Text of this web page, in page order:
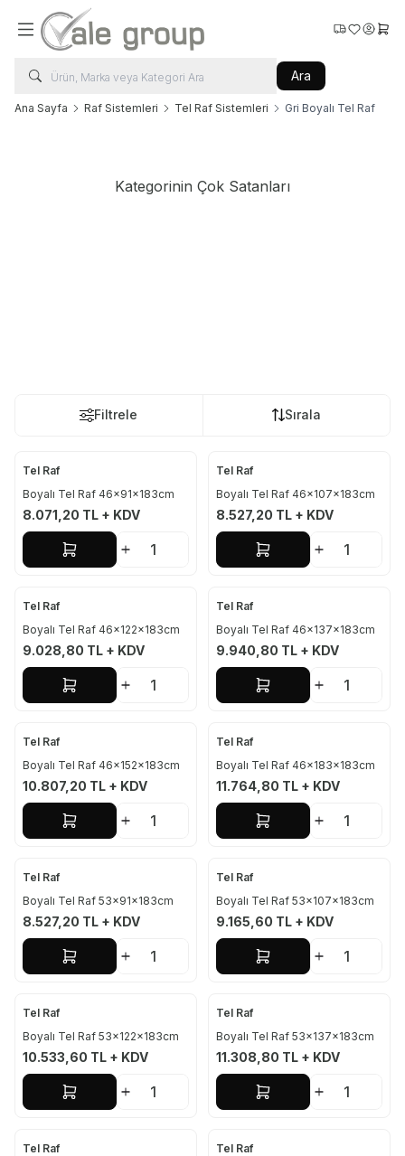
Ara
Favorilerim
Ana Sayfa Raf Sistemleri Tel Raf Sistemleri Gri Boyalı Tel Raf
Kategorinin Çok Satanları
Filtrele Sırala
Tel Raf
Boyalı Tel Raf 46x91x183cm
8.071,20 TL + KDV
Sepete Ekle
Tel Raf
Boyalı Tel Raf 46x107x183cm
8.527,20 TL + KDV
Sepete Ekle
Tel Raf
Boyalı Tel Raf 46x122x183cm
9.028,80 TL + KDV
Sepete Ekle
Tel Raf
Boyalı Tel Raf 46x137x183cm
9.940,80 TL + KDV
Sepete Ekle
Tel Raf
Boyalı Tel Raf 46x152x183cm
10.807,20 TL + KDV
Sepete Ekle
Tel Raf
Boyalı Tel Raf 46x183x183cm
11.764,80 TL + KDV
Sepete Ekle
Tel Raf
Boyalı Tel Raf 53x91x183cm
8.527,20 TL + KDV
Sepete Ekle
Tel Raf
Boyalı Tel Raf 53x107x183cm
9.165,60 TL + KDV
Sepete Ekle
Tel Raf
Boyalı Tel Raf 53x122x183cm
10.533,60 TL + KDV
Sepete Ekle
Tel Raf
Boyalı Tel Raf 53x137x183cm
11.308,80 TL + KDV
Sepete Ekle
Tel Raf
Tel Raf